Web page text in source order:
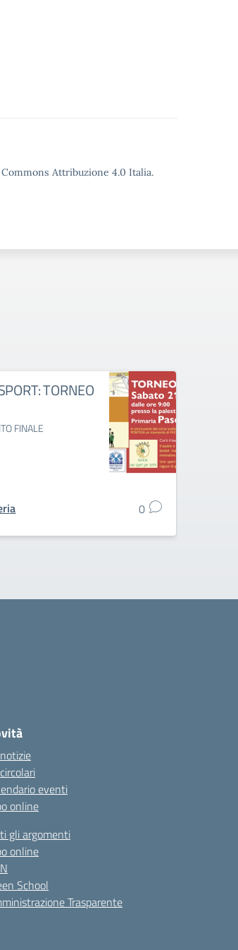
Attribuzione 4.0 Italia.
TORNEO
FINALE
0
eventi
online
gli argomenti
online
School
Trasparente